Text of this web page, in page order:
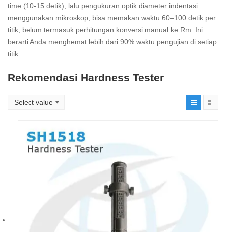
time (10-15 detik), lalu pengukuran optik diameter indentasi
menggunakan mikroskop, bisa memakan waktu 60–100 detik per
titik, belum termasuk perhitungan konversi manual ke Rm. Ini
berarti Anda menghemat lebih dari 90% waktu pengujian di setiap
titik.
Rekomendasi Hardness Tester